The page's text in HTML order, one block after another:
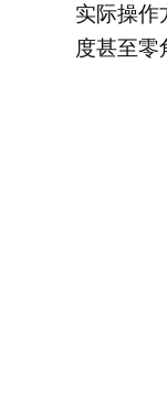
实际操作
度甚至零